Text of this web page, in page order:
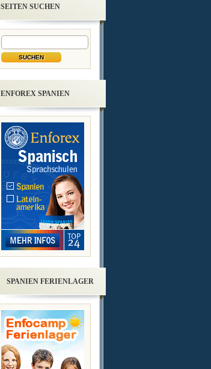
SEITEN SUCHEN
ENFOREX SPANIEN
SPANIEN FERIENLAGER